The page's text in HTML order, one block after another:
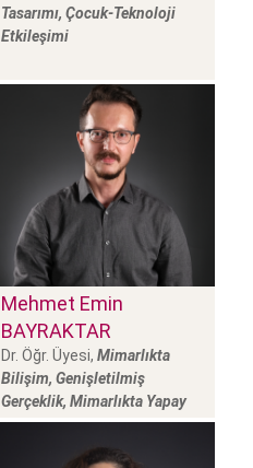
Tasarımı, Çocuk-Teknoloji
Etkileşimi
Mehmet Emin
BAYRAKTAR
Dr. Öğr. Üyesi, Mimarlıkta
Bilişim, Genişletilmiş
Gerçeklik, Mimarlıkta Yapay
Zeka Uygulamaları